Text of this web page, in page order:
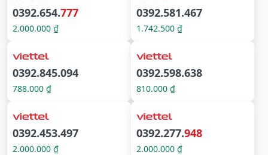
0392.654.777
2.000.000 ₫
0392.581.467
1.742.500 ₫
0392.845.094
788.000 ₫
0392.598.638
810.000 ₫
0392.453.497
2.000.000 ₫
0392.277.948
2.000.000 ₫